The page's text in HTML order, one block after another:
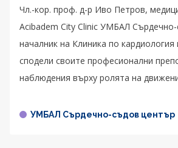
Чл.-кор. проф. д-р Иво Петров,
Acibadem City Clinic УМБАЛ
началник на Клиника по кардиология
сподели своите професионални
наблюдения върху ролята на
УМБАЛ Сърдечно-съдов център